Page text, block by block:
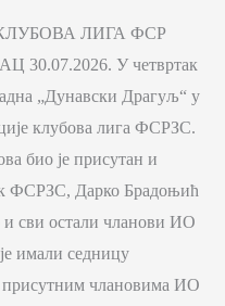
ЛИГА ФСР
У четвртак
„Дунавски Драгуљ“ у
клубова лига ФСРЗС.
био је присутан и
ФСРЗС, Дарко Брадоњић
сви остали чланови ИО
имали седницу
члановима ИО